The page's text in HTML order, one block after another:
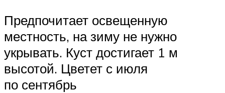
Предпочитает освещенную
местность, на зиму не нужно
укрывать. Куст достигает 1 м
высотой. Цветет с июля
по сентябрь